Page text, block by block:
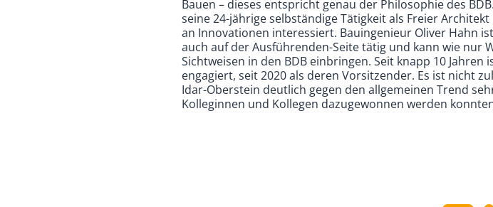
Bauen – dieses entspricht genau der Philosophie des
seine 24-jährige selbständige Tätigkeit als Freier
an Innovationen interessiert. Bauingenieur Oliver Hahn
auch auf der Ausführenden-Seite tätig und kann wie nur
Sichtweisen in den BDB einbringen. Seit knapp 10
engagiert, seit 2020 als deren Vorsitzender. Es ist nicht
Idar-Oberstein deutlich gegen den allgemeinen Trend
Kolleginnen und Kollegen dazugewonnen werden